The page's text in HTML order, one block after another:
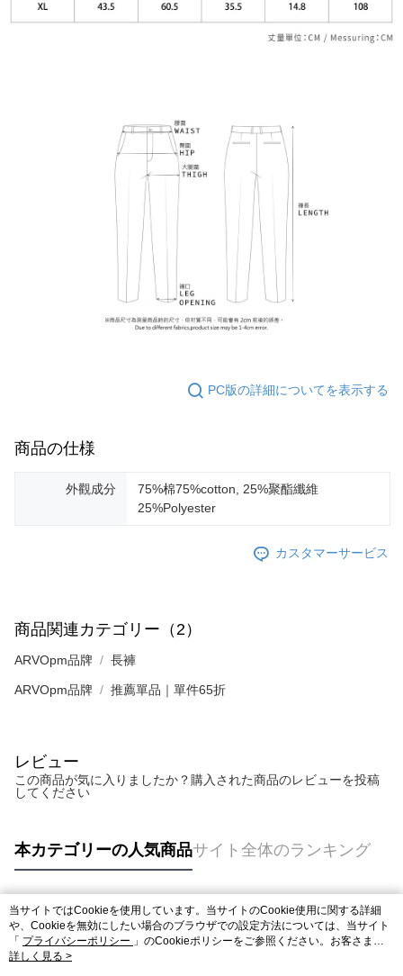
PC版の詳細についてを表示する
商品の仕様
外觀成分
75%棉75%cotton, 25%聚酯纖維
25%Polyester
カスタマーサービス
商品関連カテゴリー（2）
ARVOpm品牌 長褲
ARVOpm品牌 推薦單品｜單件65折
レビュー
この商品が気に入りましたか？購入された商品のレビューを投稿
してください
本カテゴリーの人気商品サイト全体のランキング
人気タグ
当サイトではCookieを使用しています。当サイトのCookie使用に関する詳細
や、Cookieを無効にしたい場合のブラウザでの設定方法については、当サイト
「 プライバシーポリシー 」のCookieポリシーをご参照ください。お客さま
が、当サイトを引き続き使用される場合、当社がサイト利用規約のCookieポリ
詳しく見る >